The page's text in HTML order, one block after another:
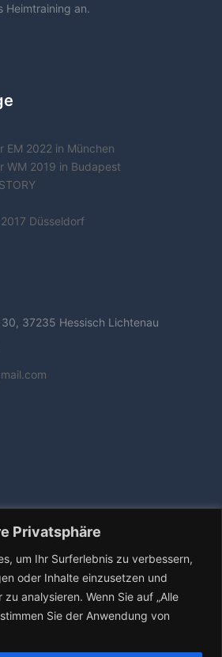
Privatsphäre
um Ihr Surferlebnis zu verbessern,
oder Inhalte einzusetzen und
analysieren. Wenn Sie auf „Alle
Sie der Anwendung von
Heimtraining an.
2022 in München
WM 2019 in Budapest
Düsseldorf
37235 Hessisch Lichtenau